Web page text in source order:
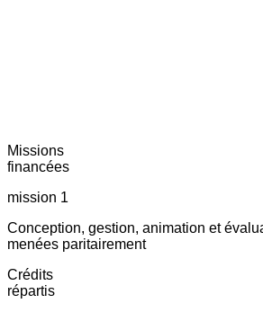
Missions
financées
mission 1
Conception, gestion, animation et
menées paritairement
Crédits
répartis